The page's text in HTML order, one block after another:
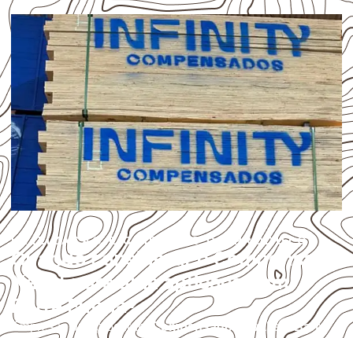
UTILIZAÇÃO E CUIDADOS DO PRODUTO
Quando considerar o Compensado
Naval para uma aplicação em
Barra Funda?
Empresas que procuram
Compensado Naval em Barra